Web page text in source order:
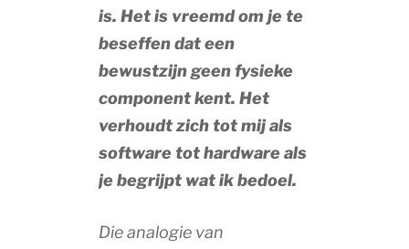
is. Het is vreemd om je te
beseffen dat een
bewustzijn geen fysieke
component kent. Het
verhoudt zich tot mij als
software tot hardware als
je begrijpt wat ik bedoel.
Die analogie van